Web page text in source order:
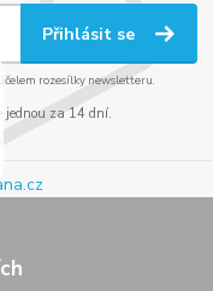
Přihlásit se
rozesílky newsletteru.
jednou za 14 dní.